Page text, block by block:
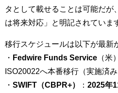
タとして載せることは可能だが
は将来対応」と明記されていま
移行スケジュールは以下が最新
・ Fedwire Funds Service （米
ISO20022へ本番移行（実施済み
・ SWIFT（CBPR+） ： 2025年